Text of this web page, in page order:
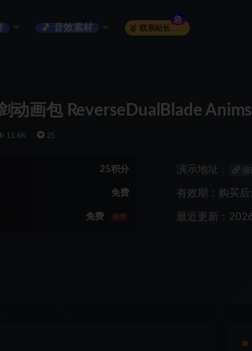
🎵 音效素材 🥇 联系站长
急
动画包 ReverseDualBlade
11.6K 25
25积分
免费
免费 推荐
演示地址： 点
有效期：购买
最近更新：